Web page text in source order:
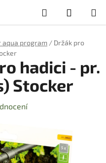
Hledat
KOŠÍK
aqua program / Držák pro
hadici - pr.
Stocker